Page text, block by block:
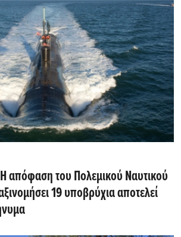
απόφαση του Πολεμικού Ναυτικού
19 υποβρύχια αποτελεί